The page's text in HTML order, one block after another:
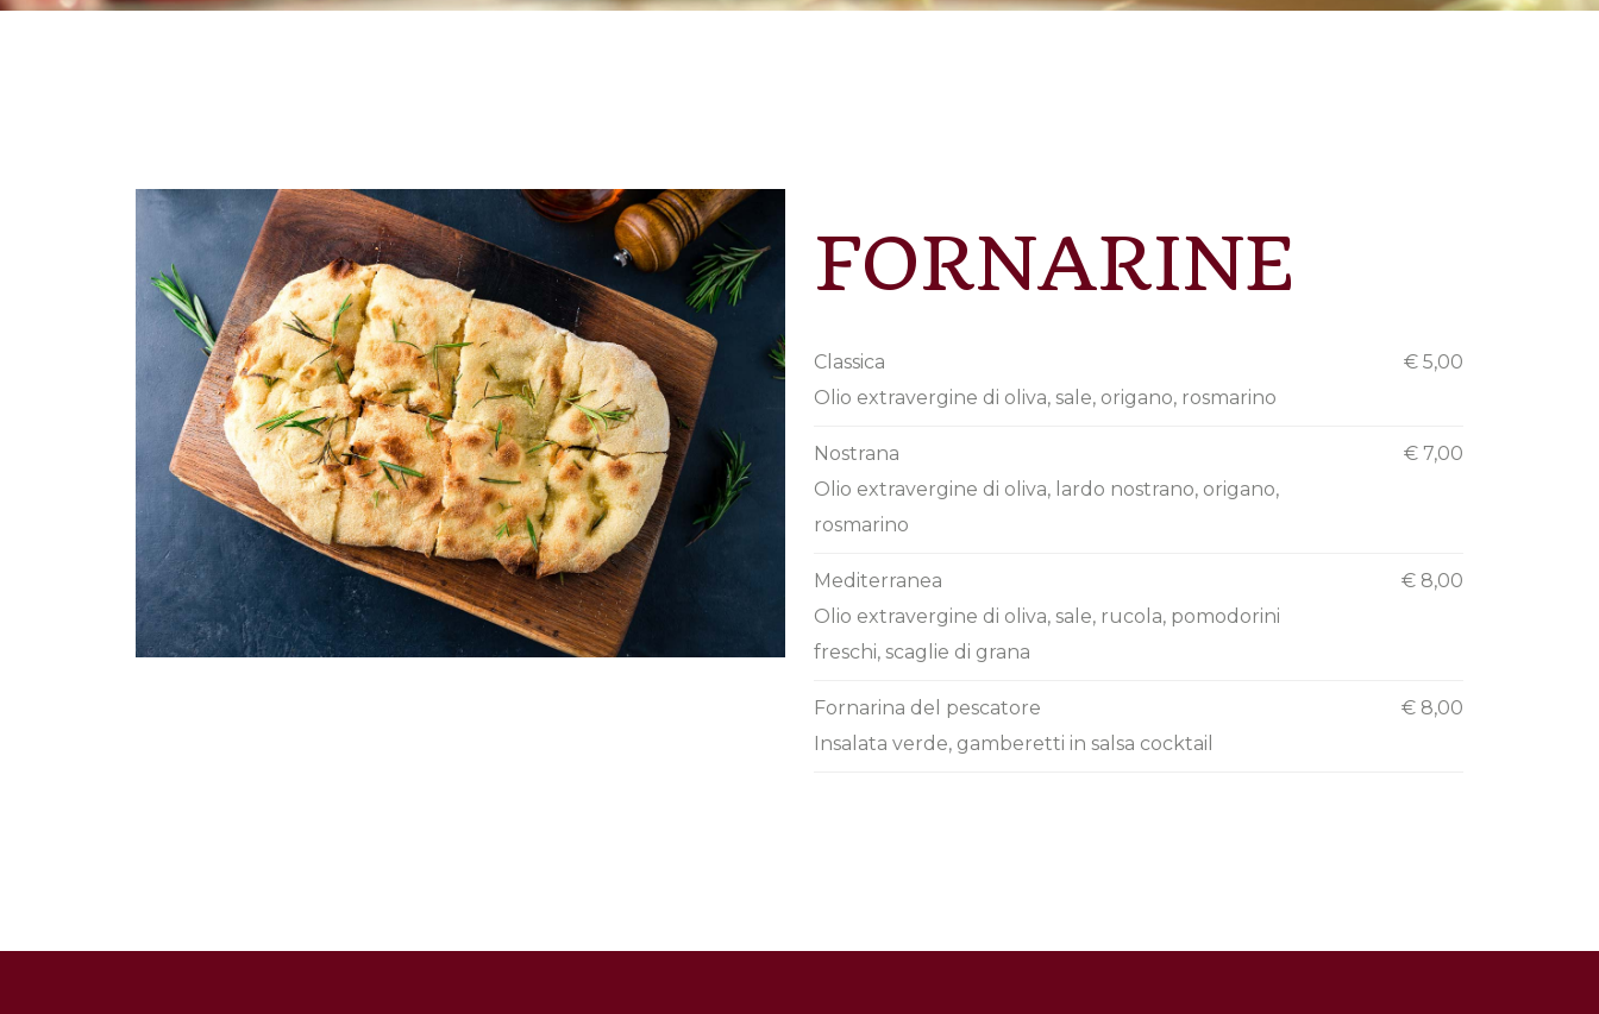
FORNARINE
Classica
Olio extravergine di oliva, sale, origano, rosmarino
€ 5,00
Nostrana
Olio extravergine di oliva, lardo nostrano, origano,
rosmarino
€ 7,00
Mediterranea
Olio extravergine di oliva, sale, rucola, pomodorini
freschi, scaglie di grana
€ 8,00
Fornarina del pescatore
Insalata verde, gamberetti in salsa cocktail
€ 8,00